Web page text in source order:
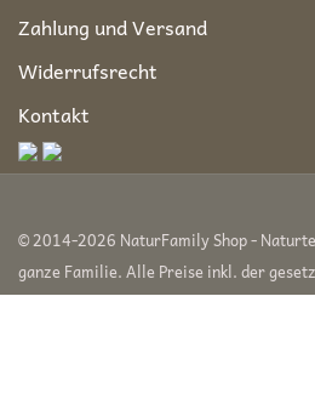
Zahlung und Versand
Widerrufsrecht
Kontakt
© 2014-2026 NaturFamily Shop -
ganze Familie. Alle Preise inkl. der